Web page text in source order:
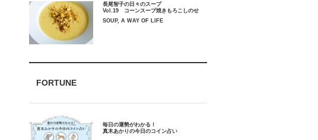
長尾智子の日々のスープ
Vol.19 コーンスープ焼きもろこしのせ
SOUP, A WAY OF LIFE
FORTUNE
毎日の運勢がわかる！